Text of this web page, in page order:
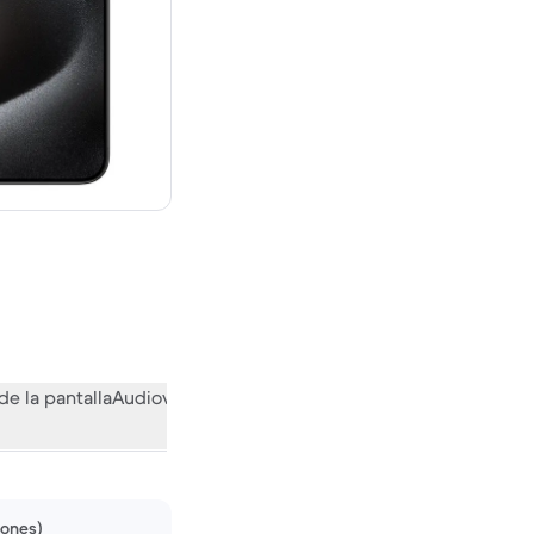
vale 1469,00 €
la pantallaAudiovisual